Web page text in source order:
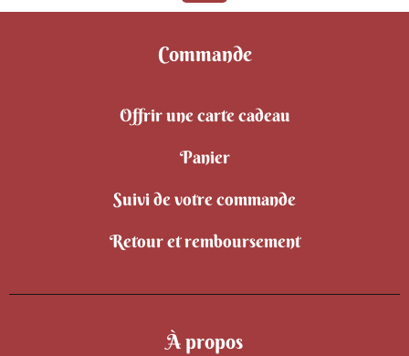
Commande
Offrir une carte cadeau
Panier
Suivi de votre commande
Retour et remboursement
À propos